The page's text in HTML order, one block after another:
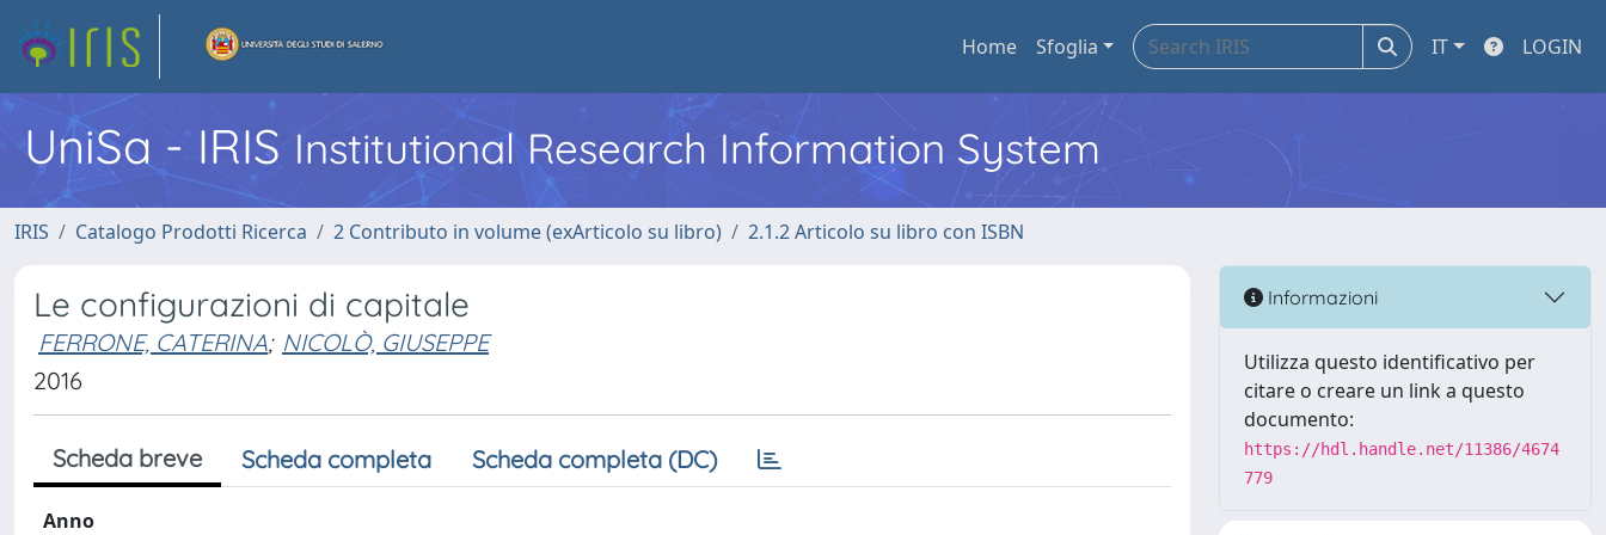
Home Sfoglia IT LOGIN
UniSa - IRIS Institutional Research Information System
IRIS Catalogo Prodotti Ricerca 2 Contributo in volume (exArticolo su libro) 2.1.2 Articolo su libro con ISBN
Le configurazioni di capitale
FERRONE, CATERINA; NICOLÒ, GIUSEPPE
2016
Scheda breve Scheda completa Scheda completa (DC)
Anno
Informazioni
Utilizza questo identificativo per
citare o creare un link a questo
documento:
https://hdl.handle.net/11386/4674
779